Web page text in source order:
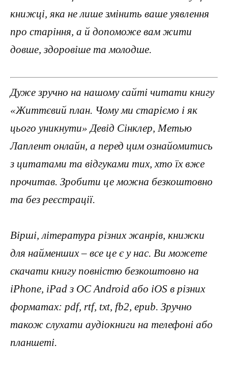
книжці, яка не лише змінить ваше уявлення
про старіння, а й допоможе вам жити
довше, здоровіше та молодше.
Дуже зручно на нашому сайті читати книгу
«Життєвий план. Чому ми старіємо і як
цього уникнути» Девід Сінклер, Метью
Лаплент онлайн, а перед цим ознайомитись
з цитатами та відгуками тих, хто їх вже
прочитав. Зробити це можна безкоштовно
та без реєстрації.
Вірші, література різних жанрів, книжки
для найменших – все це є у нас. Ви можете
скачати книгу повністю безкоштовно на
iPhone, iPad з ОС Android або iOS в різних
форматах: pdf, rtf, txt, fb2, epub. Зручно
також слухати аудіокниги на телефоні або
планшеті.